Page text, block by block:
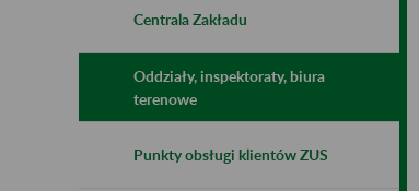
Centrala Zakładu
Oddziały, inspektoraty, biura
terenowe
Punkty obsługi klientów ZUS